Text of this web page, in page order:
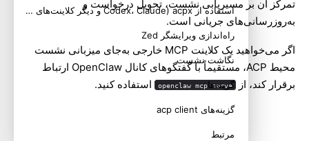
تمرکز آن بر مسیریابی نشست، تحویل درخواست و
به‌روزرسانی‌های جریانی است.
اگر می‌خواهید یک کلاینت MCP خارجی به‌جای میزبانی نشست
محیط ACP، مستقیماً با گفتگوهای کانال OpenClaw ارتباط
برقرار کند، از
openclaw mcp serve استفاده کنید.
استفاده از acpx (Codex، Claude و دیگر کلاینت‌های ACP)
راه‌اندازی ویرایشگر Zed
نگاشت نشست
گزینه‌ها
گزینه‌های acp client
مرتبط